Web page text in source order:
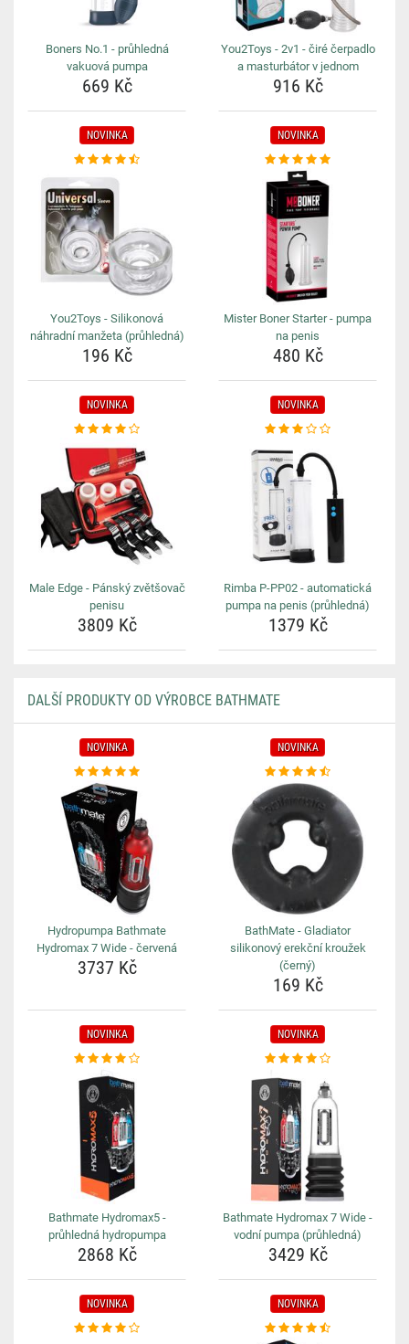
Boners No.1 - průhledná
vakuová pumpa
669 Kč
You2Toys - 2v1 - čiré čerpadlo
a masturbátor v jednom
916 Kč
NOVINKA
You2Toys - Silikonová
náhradní manžeta (průhledná)
196 Kč
NOVINKA
Mister Boner Starter - pumpa
na penis
480 Kč
NOVINKA
Male Edge - Pánský zvětšovač
penisu
3809 Kč
NOVINKA
Rimba P-PP02 - automatická
pumpa na penis (průhledná)
1379 Kč
DALŠÍ PRODUKTY OD VÝROBCE BATHMATE
NOVINKA
Hydropumpa Bathmate
Hydromax 7 Wide - červená
3737 Kč
NOVINKA
BathMate - Gladiator
silikonový erekční kroužek
(černý)
169 Kč
NOVINKA
Bathmate Hydromax5 -
průhledná hydropumpa
2868 Kč
NOVINKA
Bathmate Hydromax 7 Wide -
vodní pumpa (průhledná)
3429 Kč
NOVINKA NOVINKA